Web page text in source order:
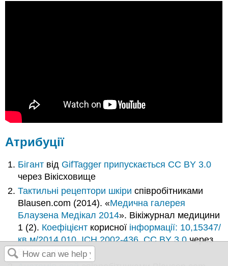
Атрибуції
Бігант від GifTagger припускається CC BY 3.0
через Вікісховище
Тактильні рецептори шкіри співробітниками
Blausen.com (2014). «Медична галерея
Блаузена Медікал 2014». Вікіжурнал медицини
1 (2). Коефіцієнт корисної інформації: 10,15347/
кв.м/2014.010.ІСН 2002-436.CC BY 3.0через
Вікісховище